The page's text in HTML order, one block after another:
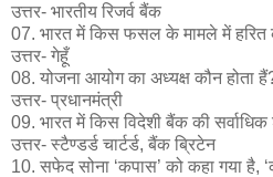
उत्तर- भारतीय रिजर्व बैंक
07. भारत में किस फसल के मामले में हरित
उत्तर- गेहूँ
08. योजना आयोग का अध्यक्ष कौन होता
उत्तर- प्रधानमंत्री
09. भारत में किस विदेशी बैंक की सर्वाधिक
उत्तर- स्टैण्डर्ड चार्टर्ड, बैंक ब्रिटेन
10. सफेद सोना ‘कपास’ को कहा गया है,